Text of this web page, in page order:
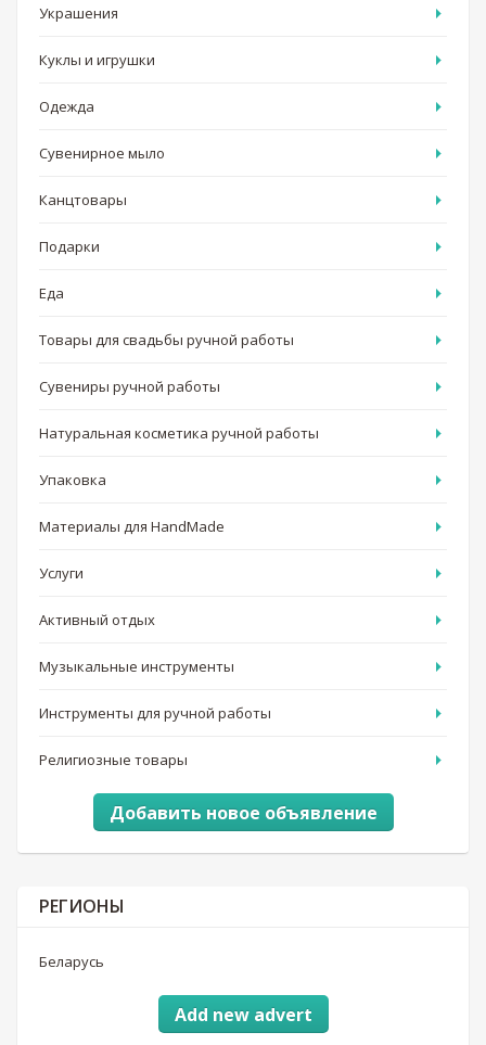
Украшения
Куклы и игрушки
Одежда
Сувенирное мыло
Канцтовары
Подарки
Еда
Товары для свадьбы ручной работы
Сувениры ручной работы
Натуральная косметика ручной работы
Упаковка
Материалы для HandMade
Услуги
Активный отдых
Музыкальные инструменты
Инструменты для ручной работы
Религиозные товары
Добавить новое объявление
РЕГИОНЫ
Беларусь
Add new advert